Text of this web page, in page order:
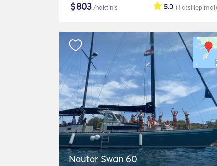
$803 /naktinis (1 atsiliepimai)
5.0
Nautor Swan 60